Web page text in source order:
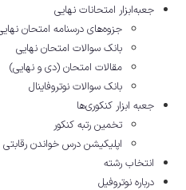
جعبه‌ابزار امتحانات نهایی
جزوه‌های درسنامه امتحان نهایی
بانک سوالات امتحان نهایی
مقالات امتحان (دی و نهایی)
بانک سوالات نوتروفاینال
جعبه ابزار کنکوری‌ها
تخمین رتبه کنکور
اپلیکیشن درس خواندن رقابتی
انتخاب رشته
درباره نوتروفیل